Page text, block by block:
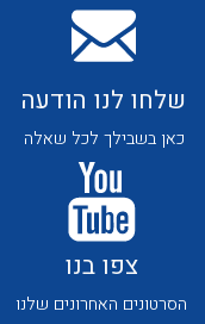
לכל מוצרי היצרן
שלחו לנו הודעה
כאן בשבילך לכל שאלה
צפו בנו
הסרטונים האחרונים שלנו